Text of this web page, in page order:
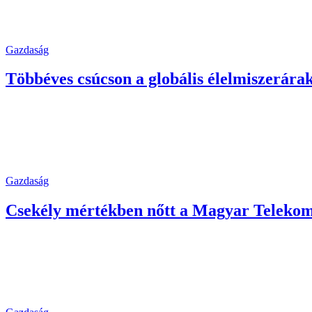
Gazdaság
Többéves csúcson a globális
Gazdaság
Csekély mértékben nőtt a Magyar